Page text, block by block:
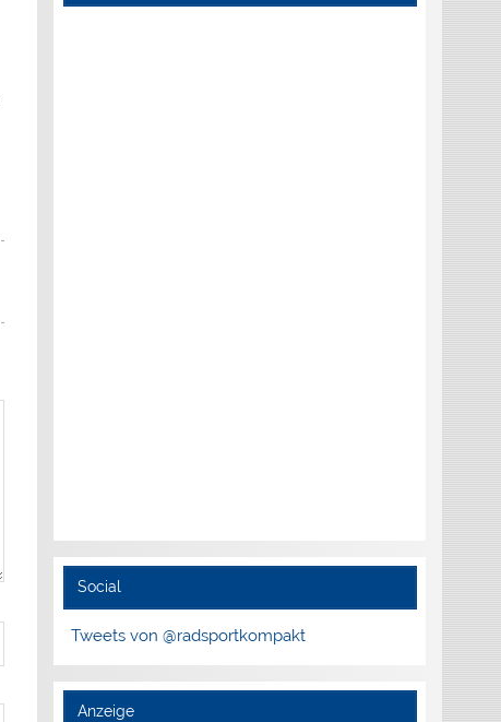
Social
Tweets von @radsportkompakt
Anzeige